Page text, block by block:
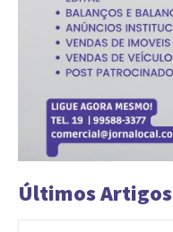
Últimos Artigos